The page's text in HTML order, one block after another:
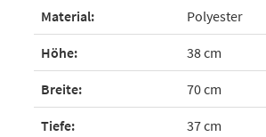
Material: Polyester
Höhe: 38 cm
Breite: 70 cm
Tiefe: 37 cm